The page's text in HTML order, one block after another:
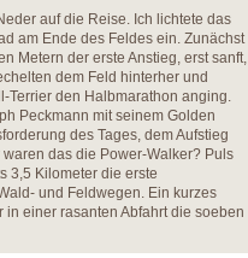
auf die Reise. Ich lichtete das
am Ende des Feldes ein. Zunächst
Metern der erste Anstieg, erst sanft,
dem Feld hinterher und
Terrier den Halbmarathon anging.
Peckmann mit seinem Golden
des Tages, dem Aufstieg
das die Power-Walker? Puls
3,5 Kilometer die erste
und Feldwegen. Ein kurzes
einer rasanten Abfahrt die soeben